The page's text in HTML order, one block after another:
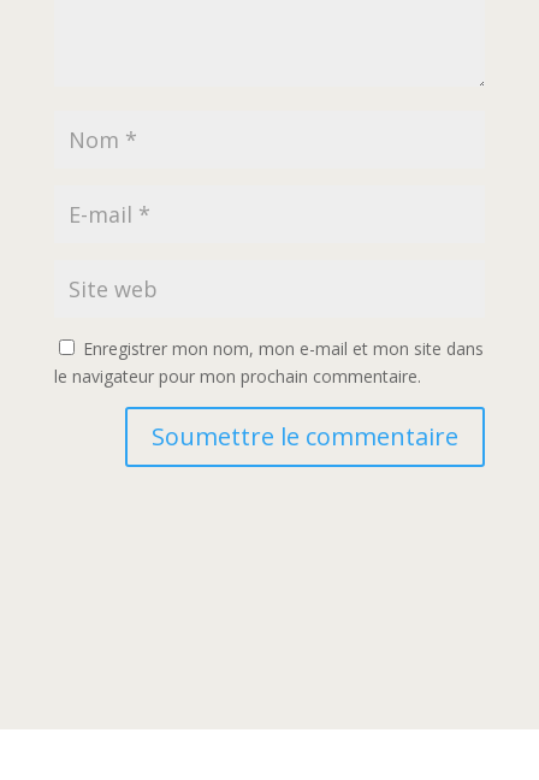
Enregistrer mon nom, mon e-mail et mon site dans
le navigateur pour mon prochain commentaire.
Soumettre le commentaire